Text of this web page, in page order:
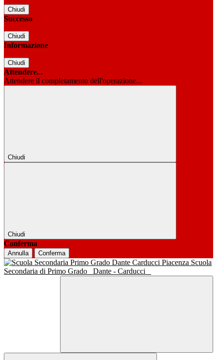
Chiudi
Successo
Chiudi
Informazione
Chiudi
Attendere...
Attendere il completamento dell'operazione...
Chiudi
Chiudi
Conferma
Annulla Conferma
Scuola
Secondaria di Primo Grado
Dante - Carducci